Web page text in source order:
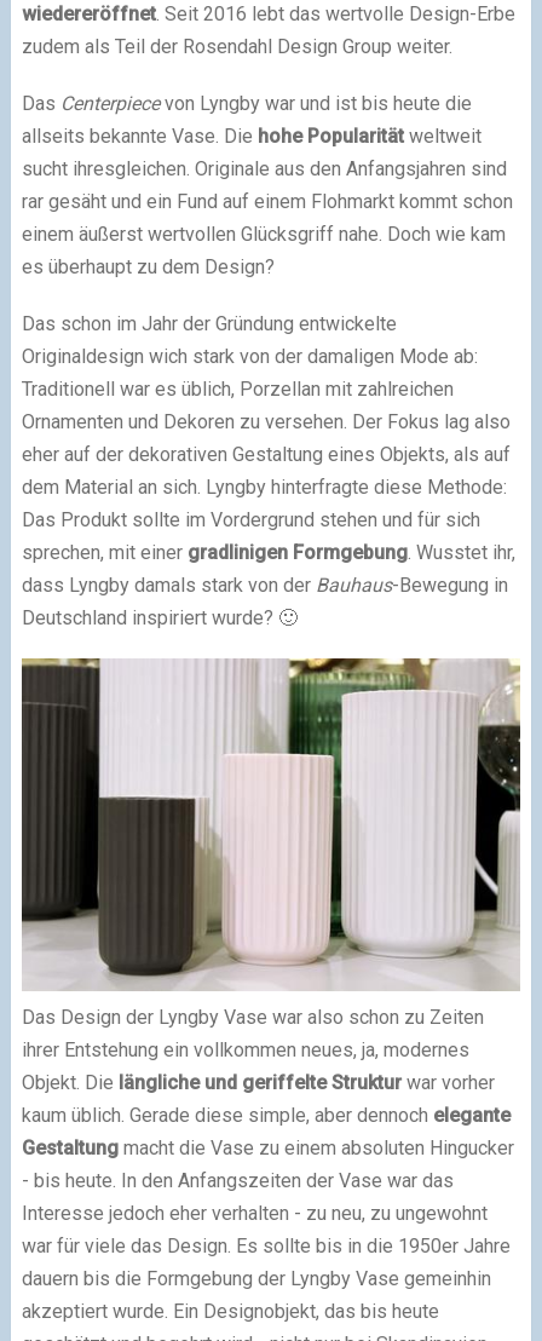
wiedereröffnet. Seit 2016 lebt das wertvolle Design-Erbe
zudem als Teil der Rosendahl Design Group weiter.
Das Centerpiecevon Lyngby war und ist bis heute die
allseits bekannte Vase. Die hohe Popularitätweltweit
sucht ihresgleichen. Originale aus den Anfangsjahren sind
rar gesäht und ein Fund auf einem Flohmarkt kommt schon
einem äußerst wertvollen Glücksgriff nahe. Doch wie kam
es überhaupt zu dem Design?
Das schon im Jahr der Gründung entwickelte
Originaldesign wich stark von der damaligen Mode ab:
Traditionell war es üblich, Porzellan mit zahlreichen
Ornamenten und Dekoren zu versehen. Der Fokus lag also
eher auf der dekorativen Gestaltung eines Objekts, als auf
dem Material an sich. Lyngby hinterfragte diese Methode:
Das Produkt sollte im Vordergrund stehen und für sich
sprechen, mit einer gradlinigen Formgebung. Wusstet ihr,
dass Lyngby damals stark von der Bauhaus-Bewegung in
Deutschland inspiriert wurde? 🙂
Das Design der Lyngby Vase war also schon zu Zeiten
ihrer Entstehung ein vollkommen neues, ja, modernes
Objekt. Die längliche und geriffelte Strukturwar vorher
kaum üblich. Gerade diese simple, aber dennoch elegante
Gestaltungmacht die Vase zu einem absoluten Hingucker
- bis heute. In den Anfangszeiten der Vase war das
Interesse jedoch eher verhalten - zu neu, zu ungewohnt
war für viele das Design. Es sollte bis in die 1950er Jahre
dauern bis die Formgebung der Lyngby Vase gemeinhin
akzeptiert wurde. Ein Designobjekt, das bis heute